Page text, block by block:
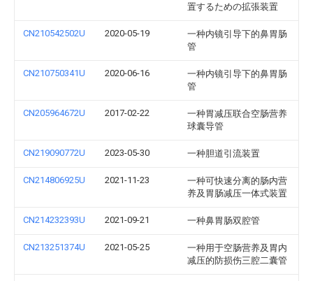
置するための拡張装置
CN210542502U 2020-05-19
一种内镜引导下的鼻胃肠
管
CN210750341U 2020-06-16
一种内镜引导下的鼻胃肠
管
CN205964672U 2017-02-22
一种胃减压联合空肠营养
球囊导管
CN219090772U 2023-05-30 一种胆道引流装置
CN214806925U 2021-11-23
一种可快速分离的肠内营
养及胃肠减压一体式装置
CN214232393U 2021-09-21 一种鼻胃肠双腔管
CN213251374U 2021-05-25
一种用于空肠营养及胃内
减压的防损伤三腔二囊管